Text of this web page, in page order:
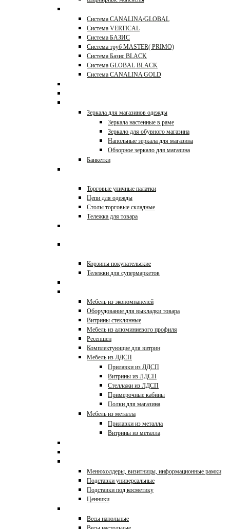
Система CANALINA/GLOBAL
Система VERTICAL
Система БАЗИС
Система труб MASTER( PRIMO)
Система Базис BLACK
Система GLOBAL BLACK
Система CANALINA GOLD
Зеркала для магазинов одежды
Зеркала настенные в раме
Зеркало для обувного магазина
Напольные зеркала для магазина
Обзорное зеркало для магазина
Банкетки
Торговые уличные палатки
Цепи для одежды
Столы торговые складные
Тележка для товара
Корзины покупательские
Тележки для супермаркетов
Мебель из экономпанелей
Оборудование для выкладки товара
Витрины стеклянные
Мебель из алюминиевого профиля
Ресепшен
Комплектующие для витрин
Мебель из ЛДСП
Прилавки из ЛДСП
Витрины из ЛДСП
Стеллажи из ЛДСП
Примерочные кабины
Полки для магазина
Мебель из металла
Прилавки из металла
Витрины из металла
Менюхолдеры, визитницы, информационные рамки
Подставки универсальные
Подставки под косметику
Ценники
Весы напольные